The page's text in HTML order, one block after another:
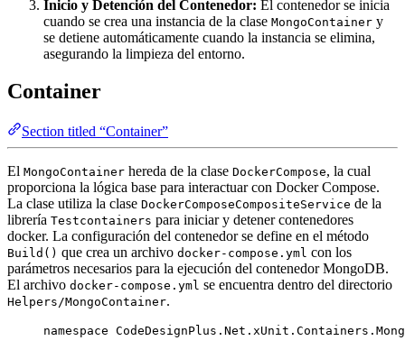
Inicio y Detención del Contenedor: El contenedor se inicia
cuando se crea una instancia de la clase MongoContainer y
se detiene automáticamente cuando la instancia se elimina,
asegurando la limpieza del entorno.
Container
Section titled “Container”
El MongoContainer hereda de la clase DockerCompose, la cual
proporciona la lógica base para interactuar con Docker Compose.
La clase utiliza la clase DockerComposeCompositeService de la
librería Testcontainers para iniciar y detener contenedores
docker. La configuración del contenedor se define en el método
Build() que crea un archivo docker-compose.yml con los
parámetros necesarios para la ejecución del contenedor MongoDB.
El archivo docker-compose.yml se encuentra dentro del directorio
Helpers/MongoContainer.
namespace CodeDesignPlus . Net . xUnit . Containers .